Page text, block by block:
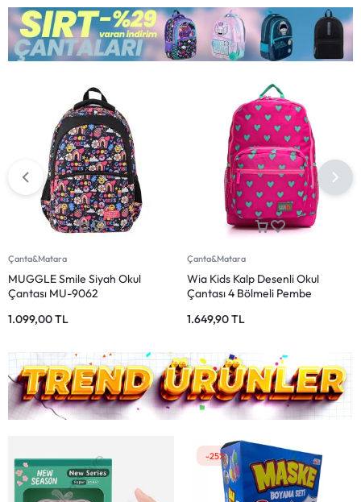
Çanta&Matara
MUGGLE Smile Siyah Okul
Çantası MU-9062
1.099,00TL
Çanta&Matara
Wia Kids Kalp Desenli Okul
Çantası 4 Bölmeli Pembe
1.649,90TL
-25%